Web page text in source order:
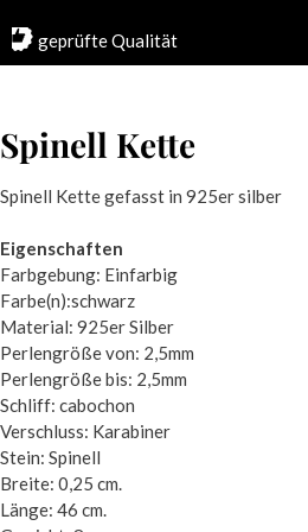
geprüfte Qualität
Spinell Kette
Spinell Kette gefasst in 925er silber
Eigenschaften
Farbgebung: Einfarbig
Farbe(n):schwarz
Material: 925er Silber
Perlengröße von: 2,5mm
Perlengröße bis: 2,5mm
Schliff: cabochon
Verschluss: Karabiner
Stein: Spinell
Breite: 0,25 cm.
Länge: 46 cm.